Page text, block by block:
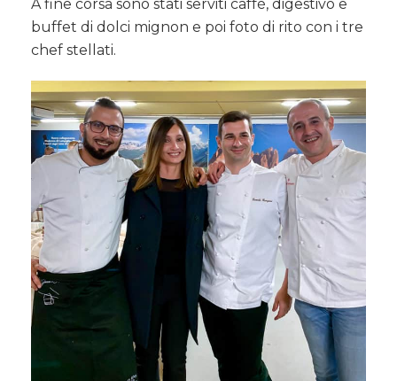
A fine corsa sono stati serviti caffè, digestivo e
buffet di dolci mignon e poi foto di rito con i tre
chef stellati.